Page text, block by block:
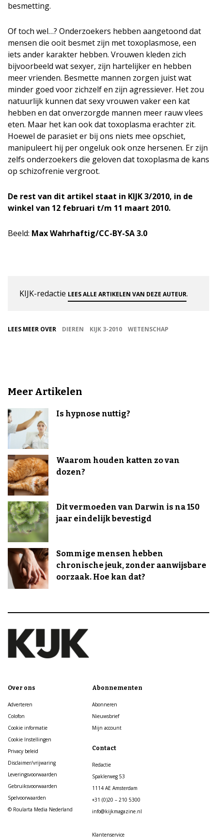
besmetting.
Of toch wel…? Onderzoekers hebben aangetoond dat
mensen die ooit besmet zijn met toxoplasmose, een
iets ander karakter hebben. Vrouwen kleden zich
bijvoorbeeld wat sexyer, zijn hartelijker en hebben
meer vrienden. Besmette mannen zorgen juist wat
minder goed voor zichzelf en zijn agressiever. Het zou
natuurlijk kunnen dat sexy vrouwen vaker een kat
hebben en dat onverzorgde mannen meer rauw vlees
eten. Maar het kan ook dat toxoplasma erachter zit.
Hoewel de parasiet er bij ons niets mee opschiet,
manipuleert hij per ongeluk ook onze hersenen. Er zijn
zelfs onderzoekers die geloven dat toxoplasma de kans
op schizofrenie vergroot.
De rest van dit artikel staat in KIJK 3/2010, in de
winkel van 12 februari t/m 11 maart 2010.
Beeld: Max Wahrhaftig/CC-BY-SA 3.0
KIJK-redactie LEES ALLE ARTIKELEN VAN DEZE AUTEUR.
LEES MEER OVER DIEREN KIJK 3-2010 WETENSCHAP
Meer Artikelen
Is hypnose nuttig?
Waarom houden katten zo van
dozen?
Dit vermoeden van Darwin is na 150
jaar eindelijk bevestigd
Sommige mensen hebben
chronische jeuk, zonder aanwijsbare
oorzaak. Hoe kan dat?
Over ons
Adverteren
Colofon
Cookie informatie
Cookie Instellingen
Privacy beleid
Disclaimer/vrijwaring
Leveringsvoorwaarden
Gebruiksvoorwaarden
Spelvoorwaarden
© Roularta Media Nederland
Abonnementen
Abonneren
Nieuwsbrief
Mijn account
Contact
Redactie
Spaklerweg 53
1114 AE Amsterdam
+31 (0)20 – 210 5300
info@kijkmagazine.nl
Klantenservice